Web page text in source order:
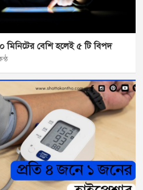
মিনিটের বেশি হলেই ৫ টি বিপদ